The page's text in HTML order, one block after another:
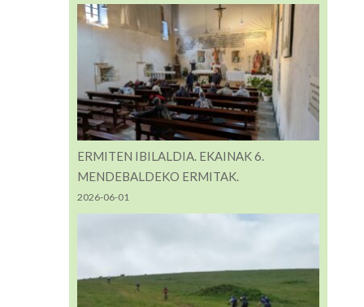
ERMITEN IBILALDIA. EKAINAK 6.
MENDEBALDEKO ERMITAK.
2026-06-01